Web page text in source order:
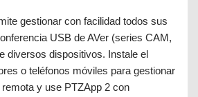
gestionar con facilidad todos sus
USB de AVer (series CAM,
diversos dispositivos. Instale el
o teléfonos móviles para gestionar
y use PTZApp 2 con